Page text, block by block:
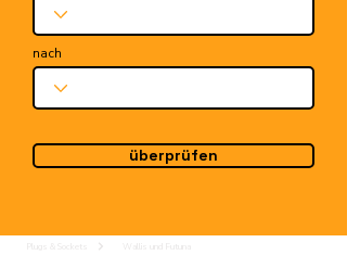
nach
überprüfen